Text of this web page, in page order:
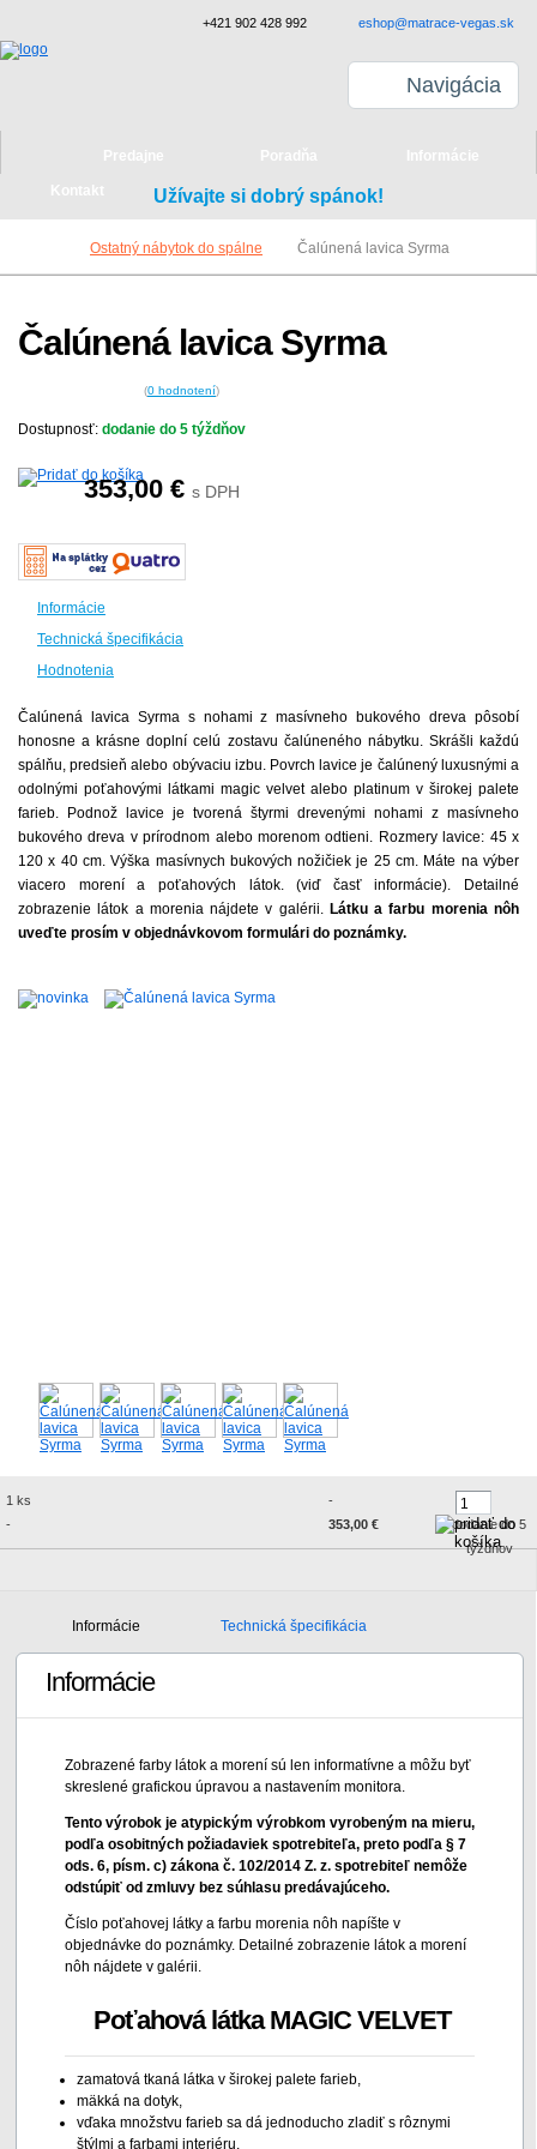
Užívajte si dobrý spánok!
Ostatný nábytok do spálne Čalúnená lavica Syrma
Čalúnená lavica Syrma
(0 hodnotení)
Dostupnosť: dodanie do 5 týždňov
353,00 € s DPH
Informácie
Technická špecifikácia
Hodnotenia
Čalúnená lavica Syrma s nohami z masívneho bukového dreva pôsobí
honosne a krásne doplní celú zostavu čalúneného nábytku. Skrášli každú
spálňu, predsieň alebo obývaciu izbu. Povrch lavice je čalúnený luxusnými a
odolnými poťahovými látkami magic velvet alebo platinum v širokej palete
farieb. Podnož lavice je tvorená štyrmi drevenými nohami z masívneho
bukového dreva v prírodnom alebo morenom odtieni. Rozmery lavice: 45 x
120 x 40 cm. Výška masívnych bukových nožičiek je 25 cm. Máte na výber
viacero morení a poťahových látok. (viď časť informácie). Detailné
zobrazenie látok a morenia nájdete v galérii. Látku a farbu morenia nôh
uveďte prosím v objednávkovom formulári do poznámky.
1 ks
-
-
353,00 €
dodanie do 5
týždňov
Informácie Technická špecifikácia
Informácie
Zobrazené farby látok a morení sú len informatívne a môžu byť
skreslené grafickou úpravou a nastavením monitora.
Tento výrobok je atypickým výrobkom vyrobeným na mieru,
podľa osobitných požiadaviek spotrebiteľa, preto podľa § 7
ods. 6, písm. c) zákona č. 102/2014 Z. z. spotrebiteľ nemôže
odstúpiť od zmluvy bez súhlasu predávajúceho.
Číslo poťahovej látky a farbu morenia nôh napíšte v
objednávke do poznámky. Detailné zobrazenie látok a morení
nôh nájdete v galérii.
Poťahová látka MAGIC VELVET
zamatová tkaná látka v širokej palete farieb,
mäkká na dotyk,
vďaka množstvu farieb sa dá jednoducho zladiť s rôznymi
štýlmi a farbami interiéru,
+421 902 428 992 eshop@matrace-vegas.sk
Navigácia
Predajne Poradňa Informácie
Kontakt